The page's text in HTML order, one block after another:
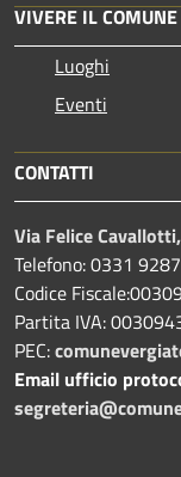
VIVERE IL COMUNE
Luoghi
Eventi
CONTATTI
Via Felice
Telefono: 0331
Codice
Partita IVA:
PEC:
Email ufficio